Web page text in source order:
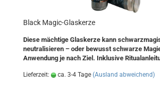
Black Magic-Glaskerze
Diese mächtige Glaskerze kann
neutralisieren – oder bewusst schwarze
Anwendung je nach Ziel. Inklusive
Lieferzeit: ca. 3-4 Tage (Ausland abweichend)